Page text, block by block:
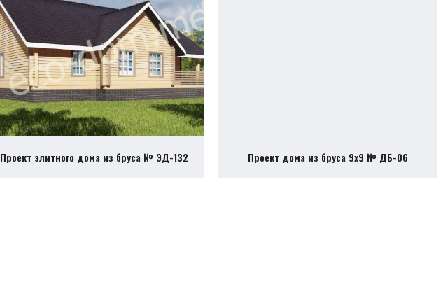
Проект элитного дома из бруса № ЭД-132 Проект дома из бруса 9х9 № ДБ-06